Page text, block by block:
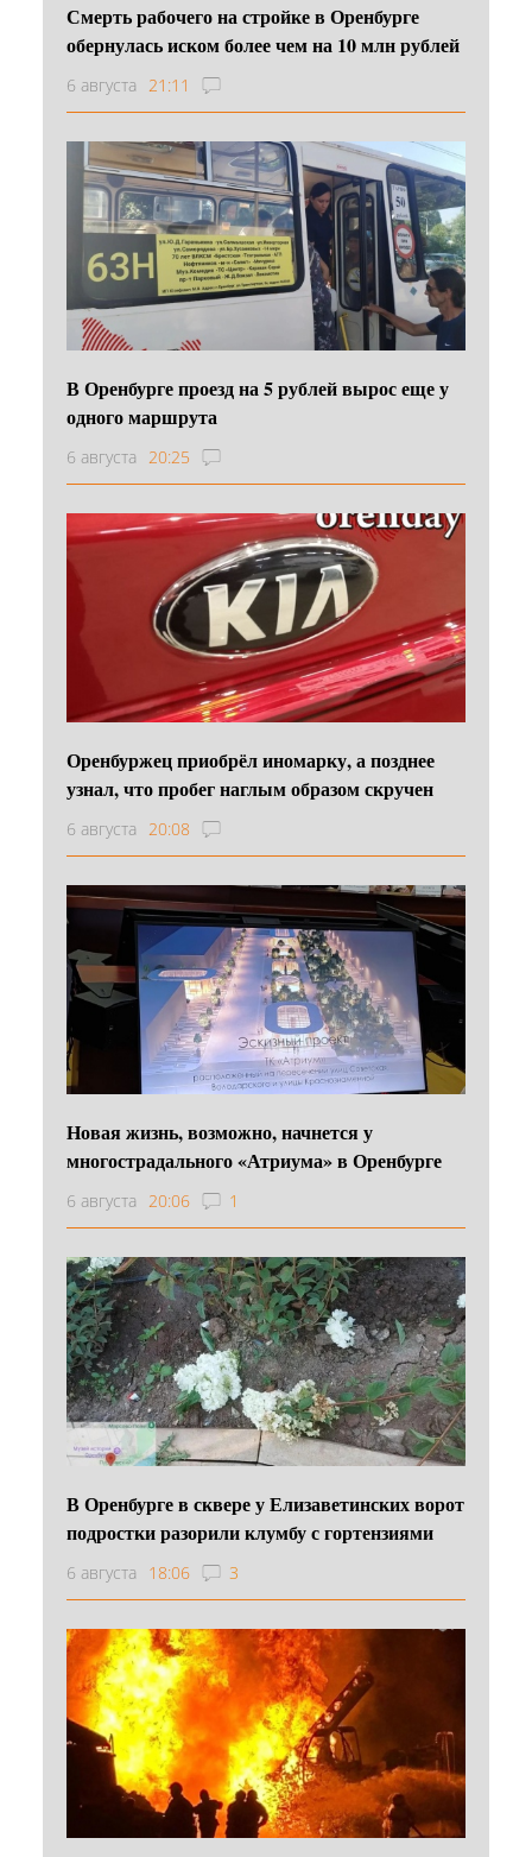
Смерть рабочего на стройке в Оренбурге
обернулась иском более чем на 10 млн рублей
6 августа 21:11
В Оренбурге проезд на 5 рублей вырос еще у
одного маршрута
6 августа 20:25
Оренбуржец приобрёл иномарку, а позднее
узнал, что пробег наглым образом скручен
6 августа 20:08
Новая жизнь, возможно, начнется у
многострадального «Атриума» в Оренбурге
6 августа 20:06 1
В Оренбурге в сквере у Елизаветинских ворот
подростки разорили клумбу с гортензиями
6 августа 18:06 3